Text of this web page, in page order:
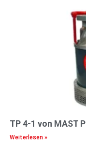
TP 4-1 von MAST
Weiterlesen »